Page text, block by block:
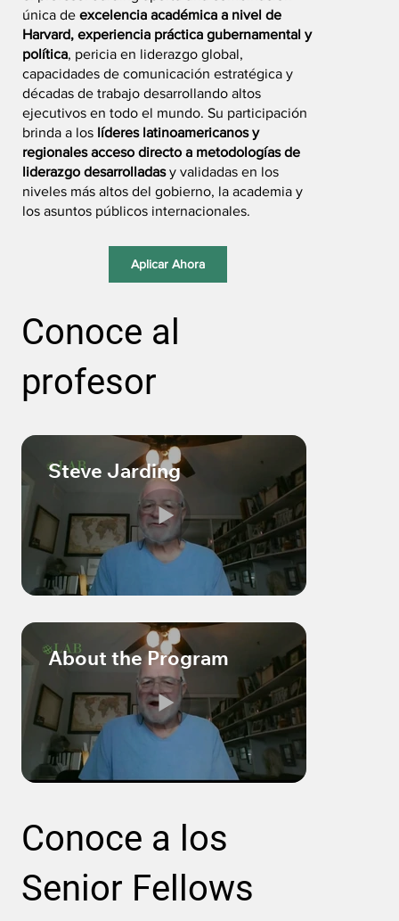
única deexcelencia académica a nivel de
Harvard, experiencia práctica gubernamental y
política, pericia en liderazgo global,
capacidades de comunicación estratégica y
décadas de trabajo desarrollando altos
ejecutivos en todo el mundo. Su participación
brinda a los líderes latinoamericanos y
regionales acceso directo a metodologías de
liderazgo desarrolladasy validadas en los
niveles más altos del gobierno, la academia y
los asuntos públicos internacionales.
Aplicar Ahora
Conoce al
profesor
Steve Jarding
About the Program
Conoce a los
Senior Fellows